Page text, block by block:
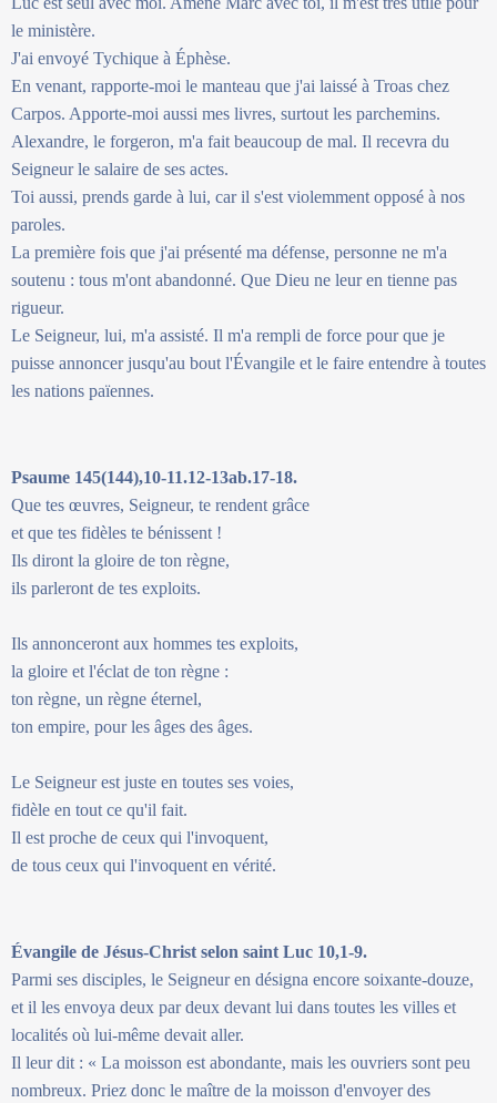
le ministère.
J'ai envoyé Tychique à Éphèse.
En venant, rapporte-moi le manteau que j'ai laissé à Troas chez
Carpos. Apporte-moi aussi mes livres, surtout les parchemins.
Alexandre, le forgeron, m'a fait beaucoup de mal. Il recevra du
Seigneur le salaire de ses actes.
Toi aussi, prends garde à lui, car il s'est violemment opposé à nos
paroles.
La première fois que j'ai présenté ma défense, personne ne m'a
soutenu : tous m'ont abandonné. Que Dieu ne leur en tienne pas
rigueur.
Le Seigneur, lui, m'a assisté. Il m'a rempli de force pour que je
puisse annoncer jusqu'au bout l'Évangile et le faire entendre à toutes
les nations païennes.
Psaume 145(144),10-11.12-13ab.17-18.
Que tes œuvres, Seigneur, te rendent grâce
et que tes fidèles te bénissent !
Ils diront la gloire de ton règne,
ils parleront de tes exploits.
Ils annonceront aux hommes tes exploits,
la gloire et l'éclat de ton règne :
ton règne, un règne éternel,
ton empire, pour les âges des âges.
Le Seigneur est juste en toutes ses voies,
fidèle en tout ce qu'il fait.
Il est proche de ceux qui l'invoquent,
de tous ceux qui l'invoquent en vérité.
Évangile de Jésus-Christ selon saint Luc 10,1-9.
Parmi ses disciples, le Seigneur en désigna encore soixante-douze,
et il les envoya deux par deux devant lui dans toutes les villes et
localités où lui-même devait aller.
Il leur dit : « La moisson est abondante, mais les ouvriers sont peu
nombreux. Priez donc le maître de la moisson d'envoyer des